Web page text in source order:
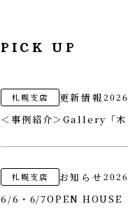
PICK UP
札幌支店 更新情報
＜事例紹介＞Gallery「木
札幌支店 お知らせ
6/6・6/7OPEN HOUSE「